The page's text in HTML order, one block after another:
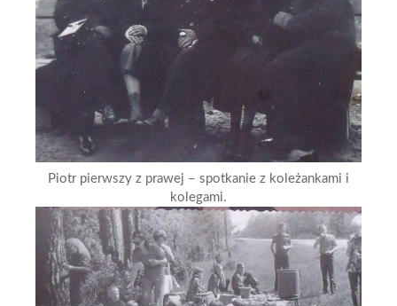
Piotr pierwszy z prawej – spotkanie z koleżankami i
kolegami.